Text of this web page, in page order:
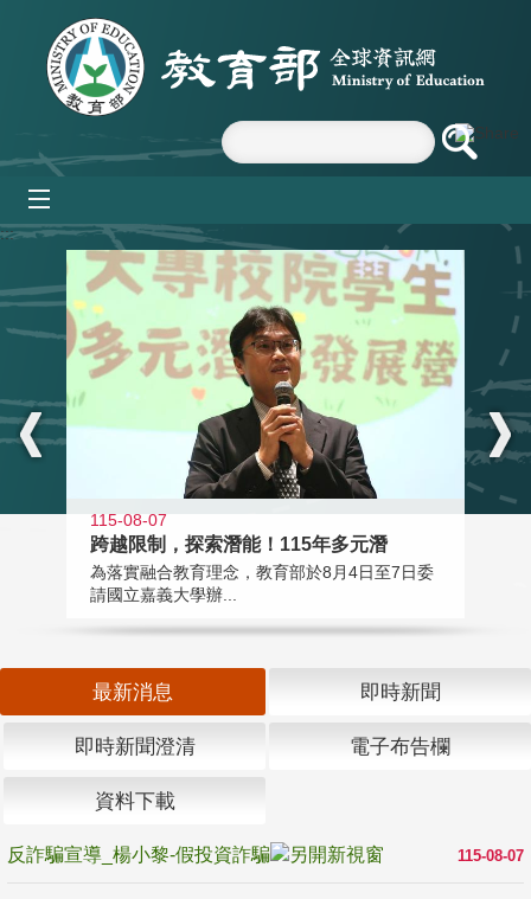
跳到主要內容區塊
:::
115-08-07
跨越限制，探索潛能！115年多元潛
為落實融合教育理念，教育部於8月4日至7日委
請國立嘉義大學辦...
最新消息 即時新聞
即時新聞澄清 電子布告欄
資料下載
115-08-07
反詐騙宣導_楊小黎-假投資詐騙